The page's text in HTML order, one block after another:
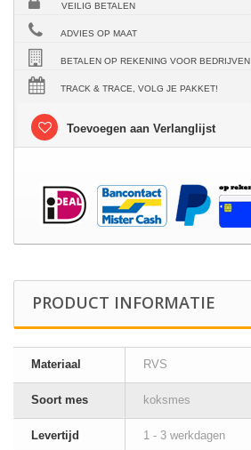
VEILIG BETALEN
ADVIES OP MAAT
BETALEN OP REKENING VOOR BEDRIJVEN
TRACK & TRACE, VOLG JE PAKKET!
Toevoegen aan Verlanglijst
PRODUCT INFORMATIE
Materiaal RVS
Soort mes koksmes
Levertijd 1 - 3 werkdagen